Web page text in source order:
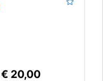
€ 20,00